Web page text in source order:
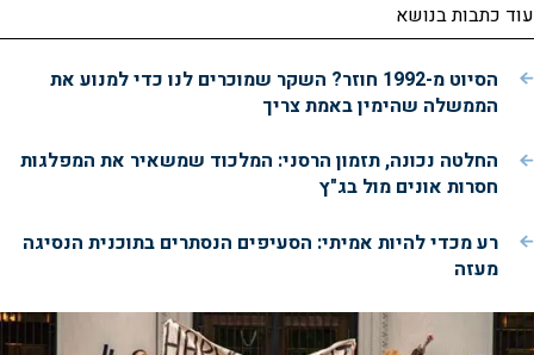
עוד כתבות בנושא
הסיוט מ-1992 חוזר? השקר שמוכרים לנו כדי למנוע את
הממשלה שהימין באמת צריך
החלטה נכונה, תזמון הרסני: המלכוד שמשאיר את המפלגות
חסרות אונים מול בג"ץ
רע מכדי להיות אמיתי: הסעיפים הנסתרים בתוכנית הנסיגה
מעזה